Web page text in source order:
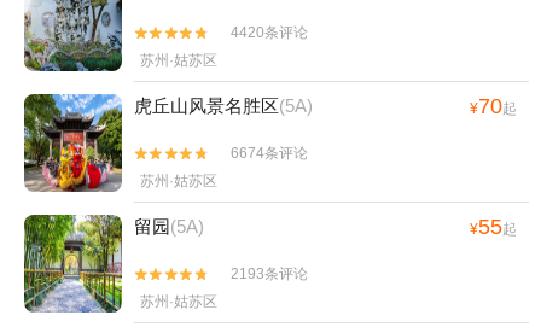


4420条评论
苏州·姑苏区
虎丘山风景名胜区(5A) ¥70起


6674条评论
苏州·姑苏区
留园(5A) ¥55起


2193条评论
苏州·姑苏区